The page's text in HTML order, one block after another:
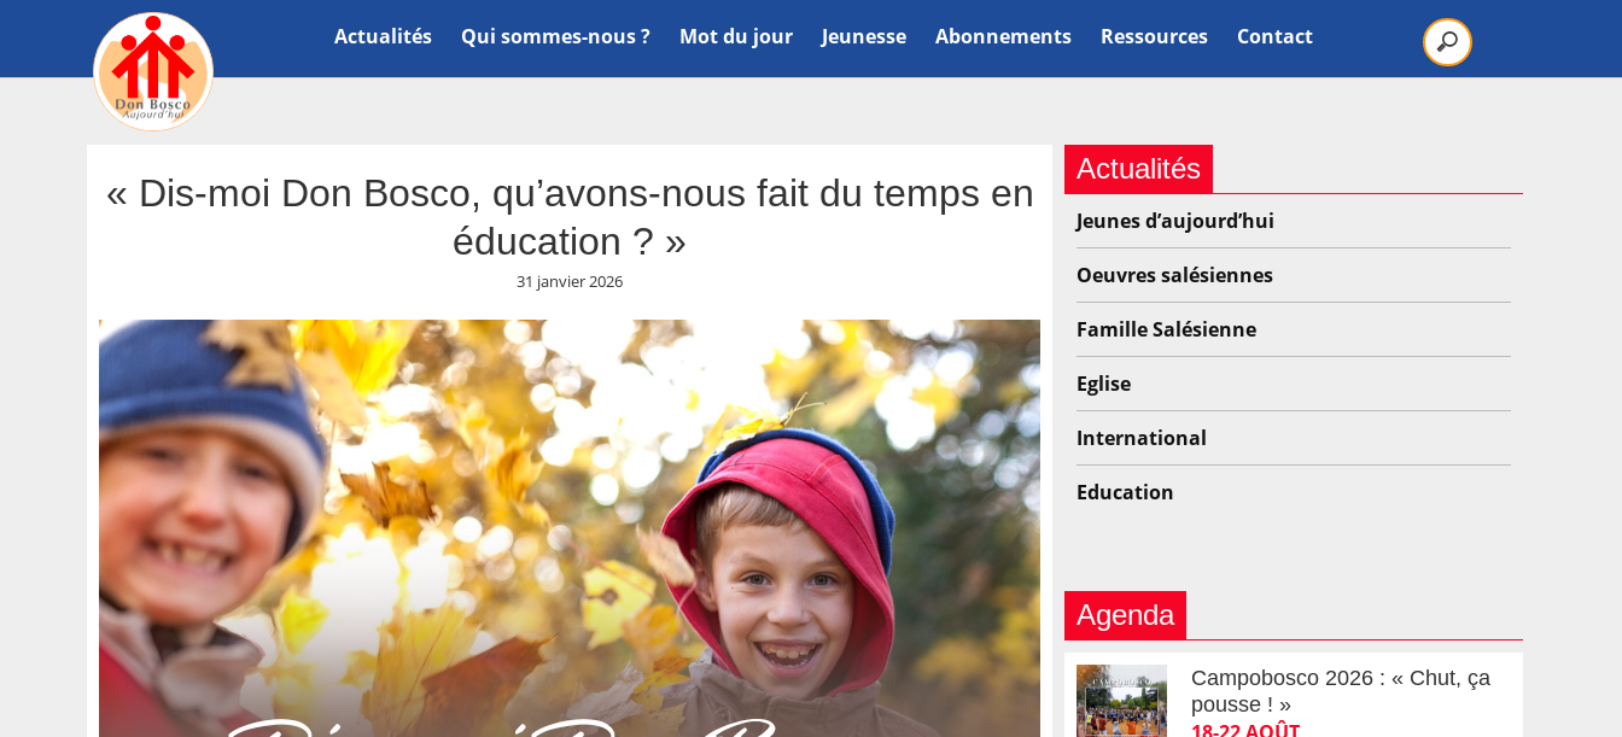
Actualités Qui sommes-nous ? Mot du jour Jeunesse Abonnements Ressources Contact
« Dis-moi Don Bosco, qu’avons-nous fait du temps en
éducation ? »
31 janvier 2026
Actualités
Jeunes d’aujourd’hui
Oeuvres salésiennes
Famille Salésienne
Eglise
International
Education
Agenda
Campobosco 2026 : « Chut, ça
pousse ! »